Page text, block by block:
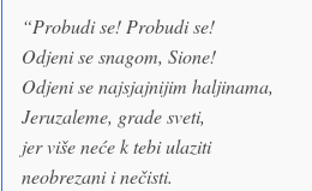
“Probudi se! Probudi se!
Odjeni se snagom, Sione!
Odjeni se najsjajnijim haljinama,
Jeruzaleme, grade sveti,
jer više neće k tebi ulaziti
neobrezani i nečisti.